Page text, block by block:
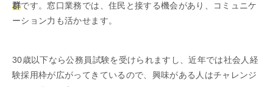
群です。窓口業務では、住民と接する機会があり、コミュニケ
ーション力も活かせます。
30歳以下なら公務員試験を受けられますし、近年では社会人経
験採用枠が広がってきているので、興味がある人はチャレンジ